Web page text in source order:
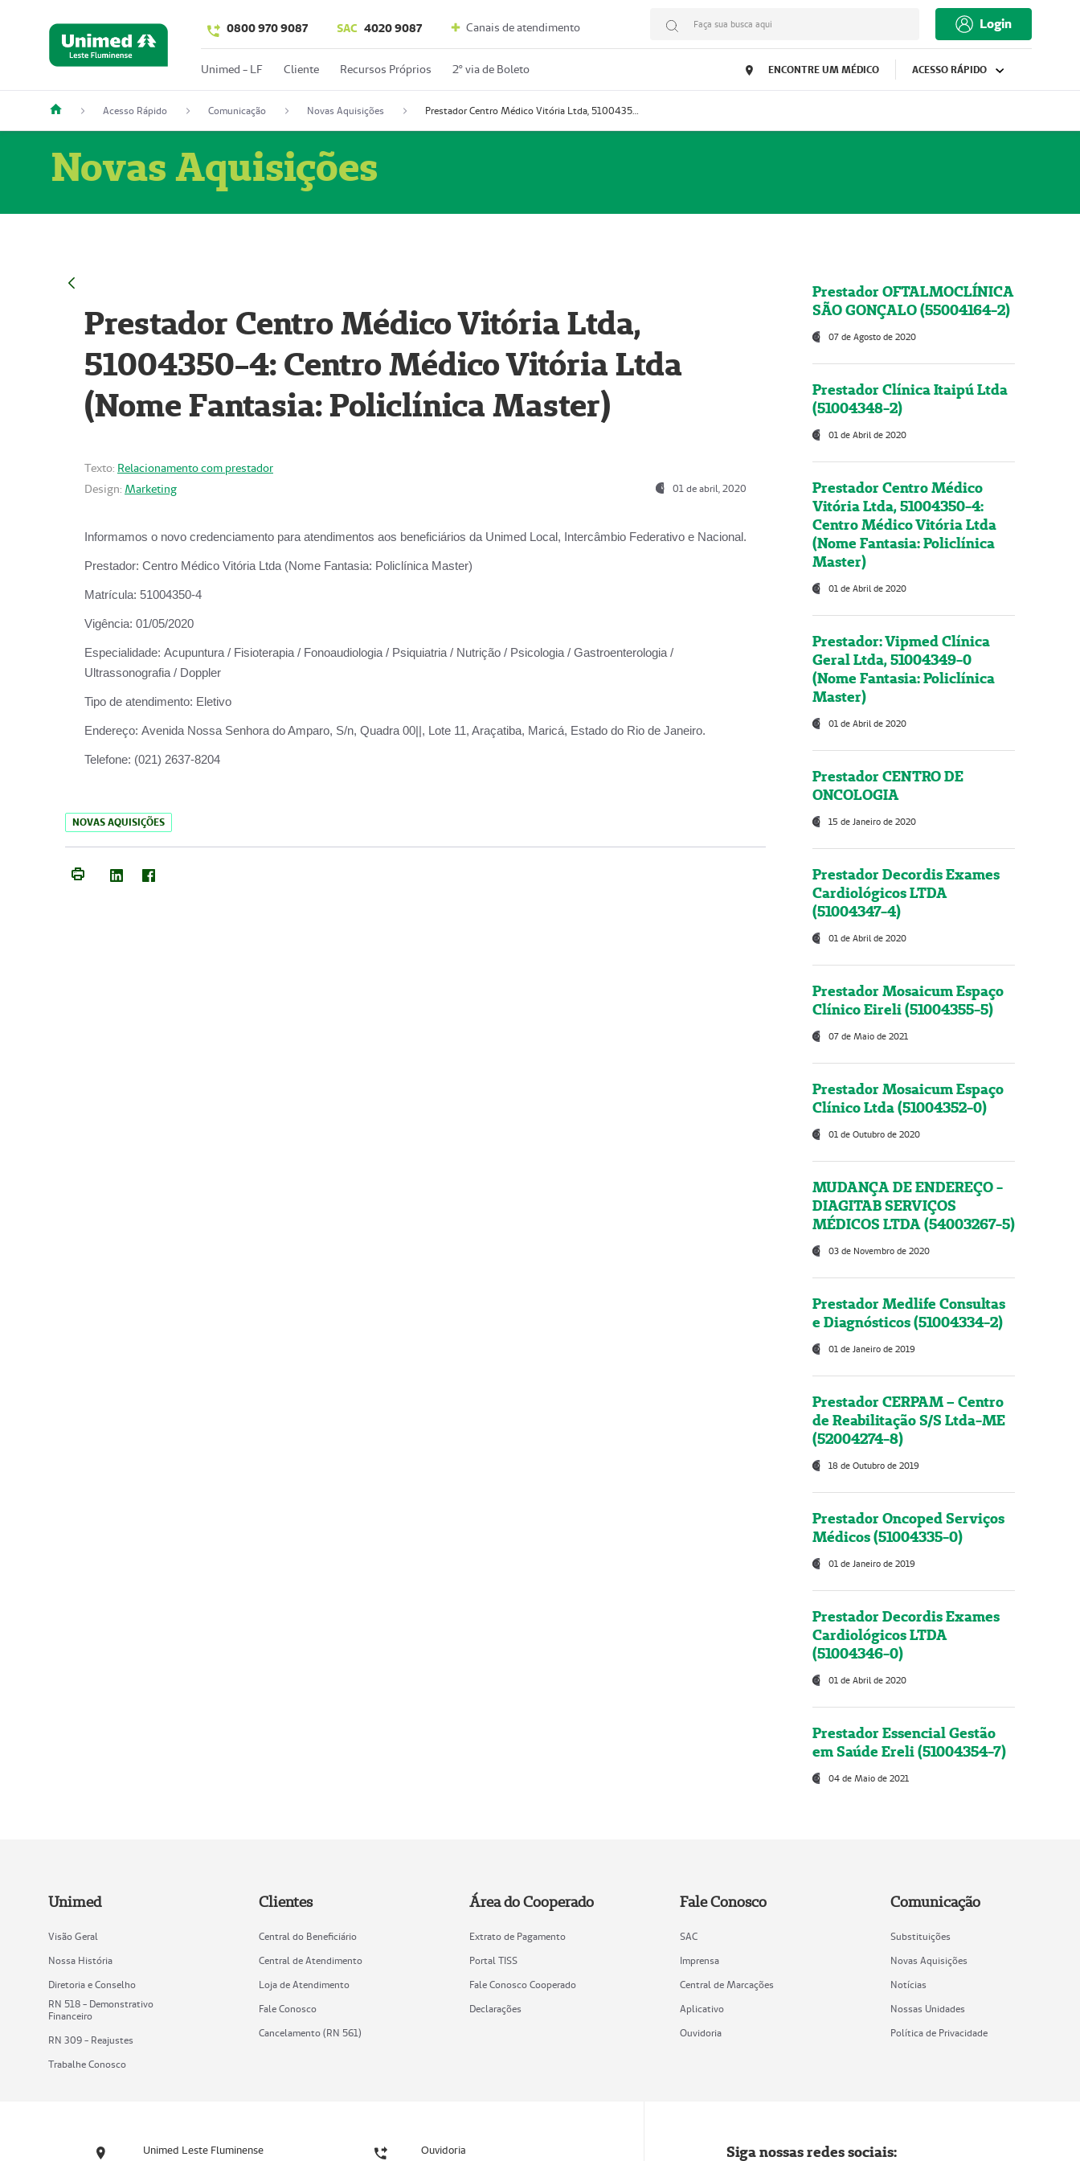
0800 970 9087 SAC 4020 9087 Canais de atendimento Faça sua busca aqui Login
Unimed - LF Cliente Recursos Próprios 2º via de Boleto ENCONTRE UM MÉDICO ACESSO RÁPIDO
Acesso Rápido Comunicação Novas Aquisições Prestador Centro Médico Vitória Ltda, 51004350-4: Centro Médico Vitória Ltda (Nome Fantasia: Policlínica Master)
Novas Aquisições
Prestador Centro Médico Vitória Ltda,
51004350-4: Centro Médico Vitória Ltda
(Nome Fantasia: Policlínica Master)
Texto: Relacionamento com prestador
Design: Marketing 01 de abril, 2020
Informamos o novo credenciamento para atendimentos aos beneficiários da Unimed Local, Intercâmbio Federativo e Nacional.
Prestador: Centro Médico Vitória Ltda (Nome Fantasia: Policlínica Master)
Matrícula: 51004350-4
Vigência: 01/05/2020
Especialidade: Acupuntura / Fisioterapia / Fonoaudiologia / Psiquiatria / Nutrição / Psicologia / Gastroenterologia /
Ultrassonografia / Doppler
Tipo de atendimento: Eletivo
Endereço: Avenida Nossa Senhora do Amparo, S/n, Quadra 00||, Lote 11, Araçatiba, Maricá, Estado do Rio de Janeiro.
Telefone: (021) 2637-8204
NOVAS AQUISIÇÕES
Prestador OFTALMOCLÍNICA
SÃO GONÇALO (55004164-2)
07 de Agosto de 2020
Prestador Clínica Itaipú Ltda
(51004348-2)
01 de Abril de 2020
Prestador Centro Médico
Vitória Ltda, 51004350-4:
Centro Médico Vitória Ltda
(Nome Fantasia: Policlínica
Master)
01 de Abril de 2020
Prestador: Vipmed Clínica
Geral Ltda, 51004349-0
(Nome Fantasia: Policlínica
Master)
01 de Abril de 2020
Prestador CENTRO DE
ONCOLOGIA
15 de Janeiro de 2020
Prestador Decordis Exames
Cardiológicos LTDA
(51004347-4)
01 de Abril de 2020
Prestador Mosaicum Espaço
Clínico Eireli (51004355-5)
07 de Maio de 2021
Prestador Mosaicum Espaço
Clínico Ltda (51004352-0)
01 de Outubro de 2020
MUDANÇA DE ENDEREÇO -
DIAGITAB SERVIÇOS
MÉDICOS LTDA (54003267-5)
03 de Novembro de 2020
Prestador Medlife Consultas
e Diagnósticos (51004334-2)
01 de Janeiro de 2019
Prestador CERPAM – Centro
de Reabilitação S/S Ltda-ME
(52004274-8)
18 de Outubro de 2019
Prestador Oncoped Serviços
Médicos (51004335-0)
01 de Janeiro de 2019
Prestador Decordis Exames
Cardiológicos LTDA
(51004346-0)
01 de Abril de 2020
Prestador Essencial Gestão
em Saúde Ereli (51004354-7)
04 de Maio de 2021
Unimed
Visão Geral
Nossa História
Diretoria e Conselho
RN 518 - Demonstrativo
Financeiro
RN 309 - Reajustes
Trabalhe Conosco
Clientes
Central do Beneficiário
Central de Atendimento
Loja de Atendimento
Fale Conosco
Cancelamento (RN 561)
Área do Cooperado
Extrato de Pagamento
Portal TISS
Fale Conosco Cooperado
Declarações
Fale Conosco
SAC
Imprensa
Central de Marcações
Aplicativo
Ouvidoria
Comunicação
Substituições
Novas Aquisições
Notícias
Nossas Unidades
Política de Privacidade
Unimed Leste Fluminense Ouvidoria Siga nossas redes sociais: